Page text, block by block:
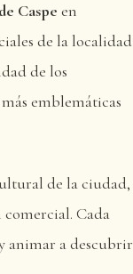
Caspe en
de la localidad
de los
emblemáticas
de la ciudad,
Cada
animar a descubrir